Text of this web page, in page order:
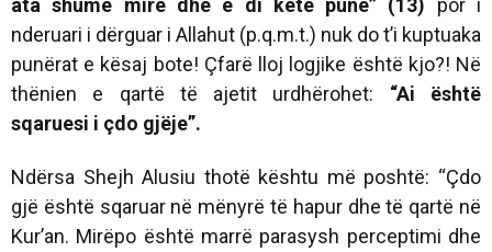
nderuari i dërguar i Allahut (p.q.m.t.) nuk do t’i kuptuaka
punërat e kësaj bote! Çfarë lloj logjike është kjo?! Në
thënien e qartë të ajetit urdhërohet: “Ai është
sqaruesi i çdo gjëje”.
Ndërsa Shejh Alusiu thotë kështu më poshtë: “Çdo
gjë është sqaruar në mënyrë të hapur dhe të qartë në
Kur’an. Mirëpo është marrë parasysh perceptimi dhe